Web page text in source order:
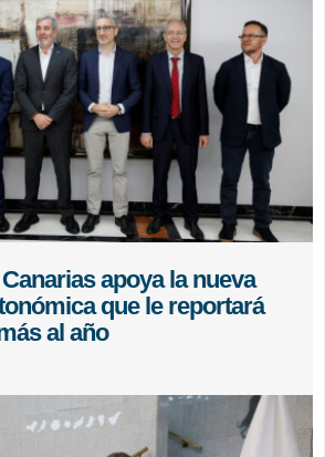
apoya la nueva
que le reportará
al año